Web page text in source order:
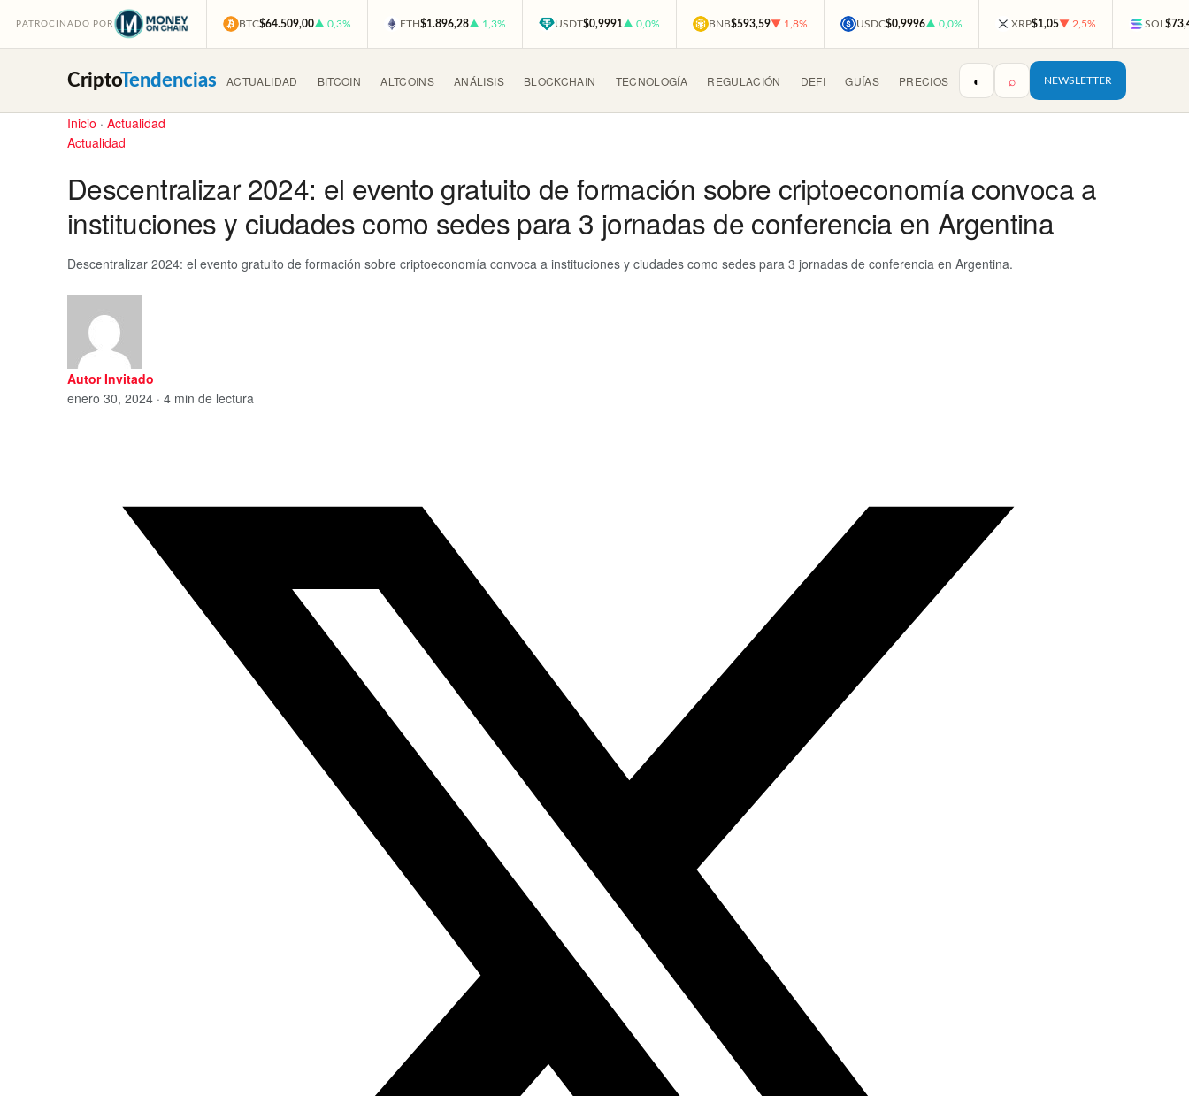
PATROCINADO POR BTC$64.509,00▲ 0,3% ETH$1.896,28▲ 1,3% USDT$0,9991▲ 0,0% BNB$593,59▼ 1,8% USDC$0,9996▲ 0,0% XRP$1,05▼ 2,5% SOL
CriptoTendencias ACTUALIDAD BITCOIN ALTCOINS ANÁLISIS BLOCKCHAIN TECNOLOGÍA REGULACIÓN DEFI GUÍAS PRECIOS ◐ ⌕ NEWSLETTER
Inicio · Actualidad
Actualidad
Descentralizar 2024: el evento gratuito de formación sobre criptoeconomía convoca a
instituciones y ciudades como sedes para 3 jornadas de conferencia en Argentina
Descentralizar 2024: el evento gratuito de formación sobre criptoeconomía convoca a instituciones y ciudades como sedes para 3 jornadas de conferencia en Argentina.
Autor Invitado
enero 30, 2024 · 4 min de lectura